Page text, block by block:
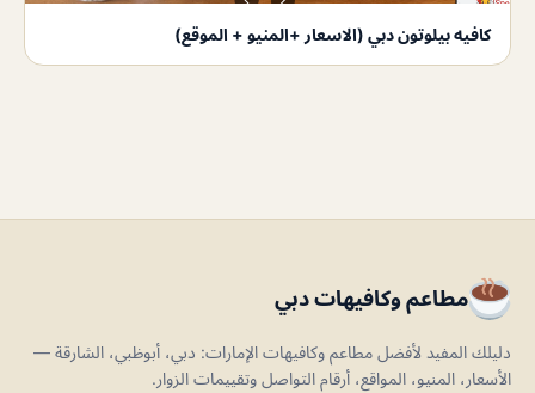
كافيه بيلوتون دبي (الاسعار +المنيو + الموقع)
مطاعم وكافيهات دبي
دليلك المفيد لأفضل مطاعم وكافيهات الإمارات: دبي، أبوظبي، الشارقة —
الأسعار، المنيو، المواقع، أرقام التواصل وتقييمات الزوار.